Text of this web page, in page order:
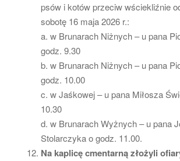
psów i kotów przeciw wściekliźnie
sobotę 16 maja 2026 r.:
a. w Brunarach Niżnych – u pana
godz. 9.30
b. w Brunarach Niżnych – u pana
godz. 10.00
c. w Jaśkowej – u pana Miłosza
10.30
d. w Brunarach Wyżnych – u pana
Stolarczyka o godz. 11.00.
Na kaplicę cmentarną złożyli